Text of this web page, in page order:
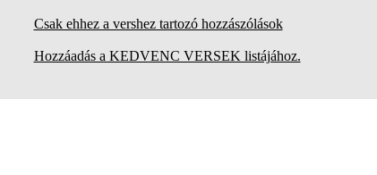
Csak ehhez a vershez tartozó hozzászólások
Hozzáadás a KEDVENC VERSEK listájához.